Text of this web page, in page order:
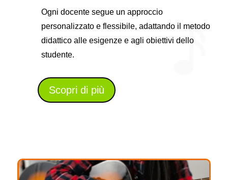
Ogni docente segue un approccio
personalizzato e flessibile, adattando il metodo
didattico alle esigenze e agli obiettivi dello
studente.
Scopri di più